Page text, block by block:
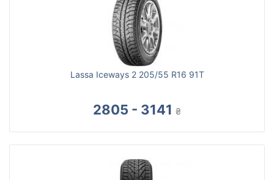
Lassa Iceways 2 205/55 R16 91T
2805 - 3141 ₴